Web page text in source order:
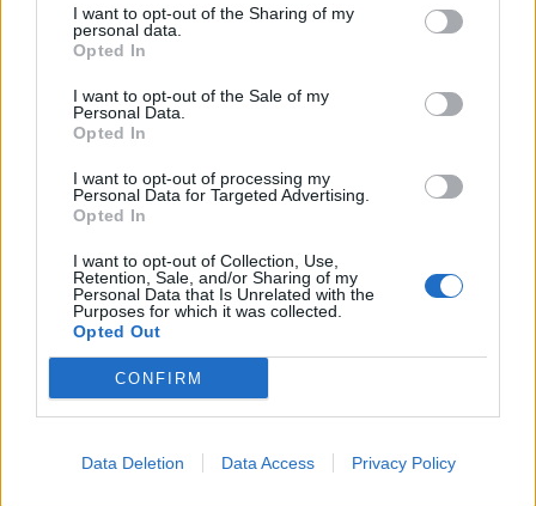
I want to opt-out of the Sharing of my
personal data.
Opted In
I want to opt-out of the Sale of my
Personal Data.
Opted In
I want to opt-out of processing my
Personal Data for Targeted Advertising.
Opted In
I want to opt-out of Collection, Use,
Retention, Sale, and/or Sharing of my
Personal Data that Is Unrelated with the
Purposes for which it was collected.
Opted Out
CONFIRM
Data Deletion Data Access Privacy Policy
Παραλύει η χώρα από τη 24ωρη απεργία
ΓΣΕΕ και ΑΔΕΔΥ ενάντια στο νέο εργασιακό
νομοσχέδιο
01.10.25
Δημόσιοι υπάλληλοι, γιατροί, εκπαιδευτικοί, δικαστικοί
υπάλληλοι, ταξιτζήδες και ναυτεργάτες συμμετέχουν στη
μεταφορές και υπηρεσίες. Στο επίκεντρο των